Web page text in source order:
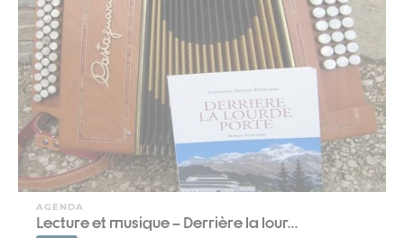
AGENDA
Lecture et musique – Derrière la lour…